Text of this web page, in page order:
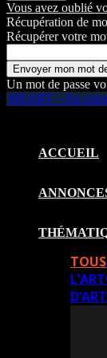
Vous avez oublié
Récupération de
Récupérer votre
Un mot de passe
HEART – Au
ACCUEIL
TOUS
L’ART